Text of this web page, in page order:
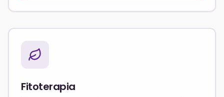
Fitoterapia